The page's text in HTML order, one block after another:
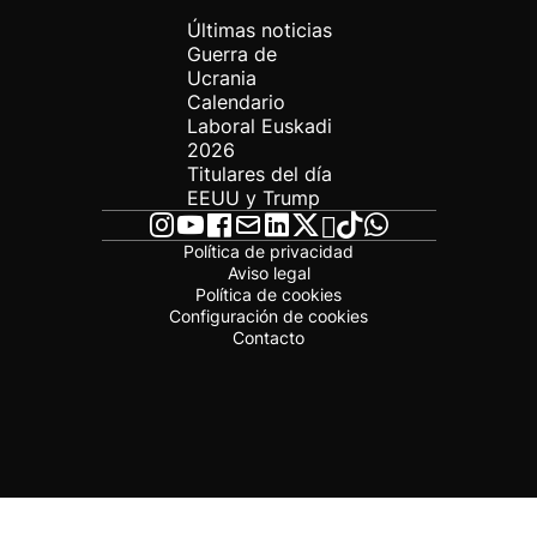
Últimas noticias
Guerra de
Ucrania
Calendario
Laboral Euskadi
2026
Titulares del día
EEUU y Trump
Política de privacidad
Aviso legal
Política de cookies
Configuración de cookies
Contacto